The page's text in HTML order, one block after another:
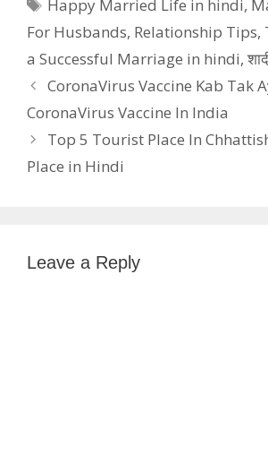
Happy Married Life in hindi,
For Husbands, Relationship Tips,
a Successful Marriage in hindi,
CoronaVirus Vaccine Kab Tak
CoronaVirus Vaccine In India
Top 5 Tourist Place In
Place in Hindi
Leave a Reply